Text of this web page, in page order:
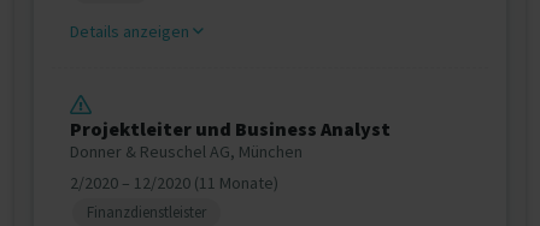
Details anzeigen
Projektleiter und Business Analyst
Donner & Reuschel AG, München
2/2020 – 12/2020 (11 Monate)
Finanzdienstleister